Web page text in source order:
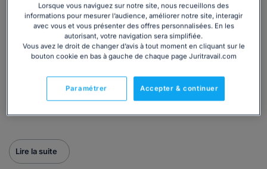
(DSN) ;
les formulaires utiles pour l'embauche d'un salarié
étranger;
leTitre Emploi-Service entreprise(entreprises
concernées, avantage).
Retrouvez également des fiches express récapitulatives
et informatives, les Cerfa utiles et des questions-
réponses pour vous guider dans vos démarches.
Lire la suite
Lorsque vous naviguez sur notre site, nous recueillons des
informations pour mesurer l’audience, améliorer notre site, interagir
avec vous et vous présenter des offres personnalisées. En les
autorisant, votre navigation sera simplifiée.
Vous avez le droit de changer d’avis à tout moment en cliquant sur le
bouton cookie en bas à gauche de chaque page Juritravail.com
Accepter & continuer
Paramétrer